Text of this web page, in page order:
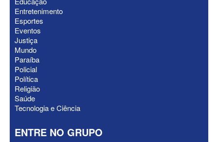
do nome do vice
Entretenimento
Esportes
Eventos
Justiça
Mundo
Paraíba
Policial
Política
Religião
Saúde
Tecnologia e Ciência
ENTRE NO GRUPO